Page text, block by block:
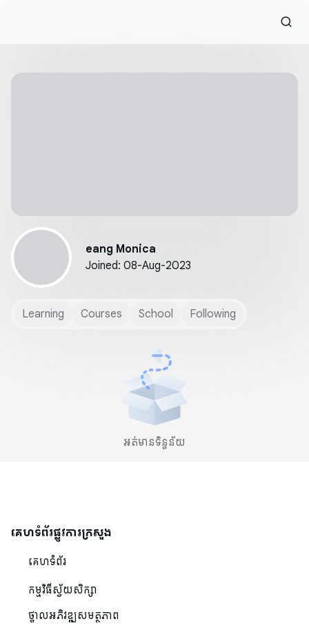
eang Monica
Joined: 08-Aug-2023
Learning Courses School Following
អត់មានទិន្នន័យ
គេហទំព័រផ្លូវការក្រសួង
គេហទំព័រ
កម្មវិធីស្វ័យសិក្សា
ថ្នាលអភិវឌ្ឍសមត្ថភាព